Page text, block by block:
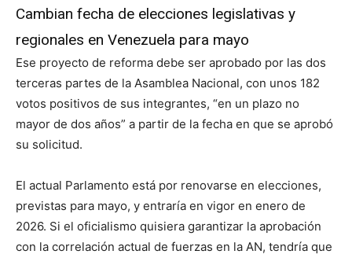
Cambian fecha de elecciones legislativas y
regionales en Venezuela para mayo
Ese proyecto de reforma debe ser aprobado por las dos
terceras partes de la Asamblea Nacional, con unos 182
votos positivos de sus integrantes, “en un plazo no
mayor de dos años” a partir de la fecha en que se aprobó
su solicitud.
El actual Parlamento está por renovarse en elecciones,
previstas para mayo, y entraría en vigor en enero de
2026. Si el oficialismo quisiera garantizar la aprobación
con la correlación actual de fuerzas en la AN, tendría que